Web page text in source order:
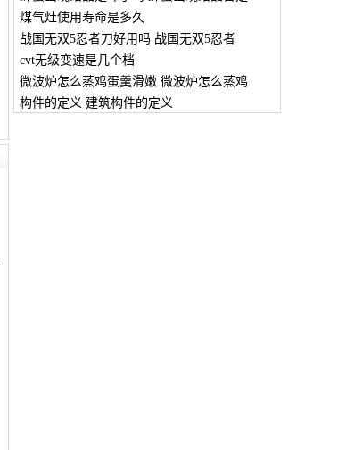
煤气灶使用寿命是多久
战国无双5忍者刀好用吗 战国无双5忍者
cvt无级变速是几个档
微波炉怎么蒸鸡蛋羹滑嫩 微波炉怎么蒸鸡
构件的定义 建筑构件的定义